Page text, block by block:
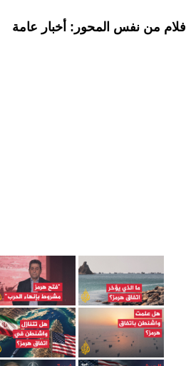
افلام من نفس المحور: أخبار عامة